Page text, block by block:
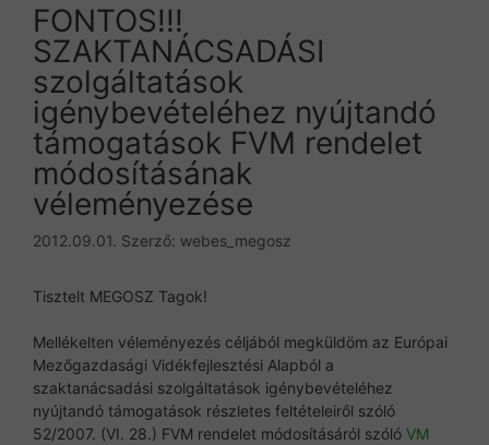
FONTOS!!!
SZAKTANÁCSADÁSI
szolgáltatások
igénybevételéhez nyújtandó
támogatások FVM rendelet
módosításának
véleményezése
2012.09.01. Szerző: webes_megosz
Tisztelt MEGOSZ Tagok!
Mellékelten véleményezés céljából megküldöm az Európai
Mezőgazdasági Vidékfejlesztési Alapból a
szaktanácsadási szolgáltatások igénybevételéhez
nyújtandó támogatások részletes feltételeiről szóló
52/2007. (VI. 28.) FVM rendelet módosításáról szóló VM